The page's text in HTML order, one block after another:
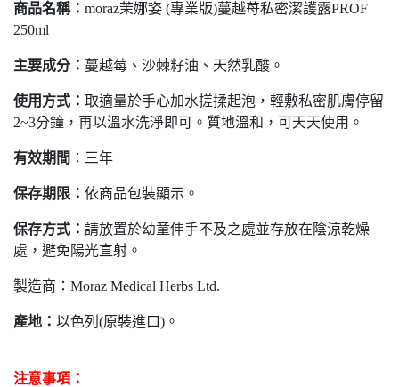
商品名稱： moraz茉娜姿 (專業版)蔓越苺私密潔護露PROF
250ml
主要成分： 蔓越莓、沙棘籽油、天然乳酸。
使用方式： 取適量於手心加水搓揉起泡，輕敷私密肌膚停留
2~3分鐘，再以溫水洗淨即可。質地溫和，可天天使用。
有效期間 ：三年
保存期限： 依商品包裝顯示。
保存方式： 請放置於幼童伸手不及之處並存放在陰涼乾燥
處，避免陽光直射。
製造商：Moraz Medical Herbs Ltd.
產地： 以色列(原裝進口)。
注意事項：